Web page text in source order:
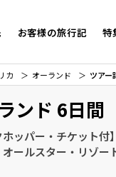
お客様の旅行記 特
カ オーランド ツアー
ンド 6日間
ッパー・チケット付
ールスター・リゾー